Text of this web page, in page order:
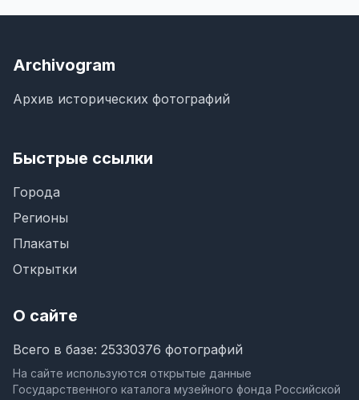
Archivogram
Архив исторических фотографий
Быстрые ссылки
Города
Регионы
Плакаты
Открытки
О сайте
Всего в базе: 25330376 фотографий
На сайте используются открытые данные
Государственного каталога музейного фонда Российской